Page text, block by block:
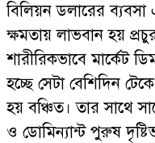
বিলিয়ন ডলারের
ক্ষমতায় লাভবান হয়
শারীরিকভাবে মার্কেট
হচ্ছে সেটা বেশিদিন
হয় বঞ্চিত। তার সাথে
ও ডোমিন্যান্ট পুরুষ